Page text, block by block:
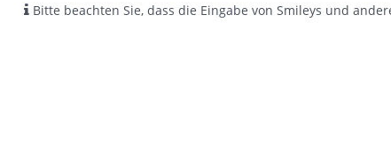
Bitte beachten Sie, dass die Eingabe von Smileys und